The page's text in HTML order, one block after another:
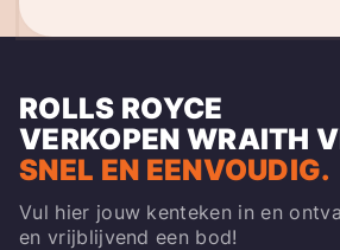
ROLLS ROYCE
VERKOPEN WRAITH
SNEL EN EENVOUDIG.
Vul hier jouw kenteken in en
en vrijblijvend een bod!